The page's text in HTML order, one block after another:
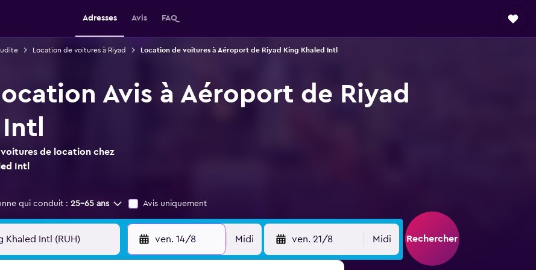
Adresses Avis FAQ
Location de voitures à Riyad Location de voitures à Aéroport de Riyad King Khaled Intl
Avis à Aéroport de Riyad
de location chez
Intl
qui conduit : 25-65 ans Avis uniquement
ven. 14/8 Midi ven. 21/8 Midi Rechercher